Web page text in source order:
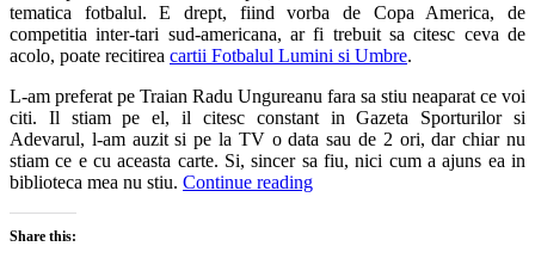
tematica fotbalul. E drept, fiind vorba de Copa America, de
competitia inter-tari sud-americana, ar fi trebuit sa citesc ceva de
acolo, poate recitirea cartii Fotbalul Lumini si Umbre.
L-am preferat pe Traian Radu Ungureanu fara sa stiu neaparat ce voi
citi. Il stiam pe el, il citesc constant in Gazeta Sporturilor si
Adevarul, l-am auzit si pe la TV o data sau de 2 ori, dar chiar nu
stiam ce e cu aceasta carte. Si, sincer sa fiu, nici cum a ajuns ea in
biblioteca mea nu stiu. Continue reading
Share this: